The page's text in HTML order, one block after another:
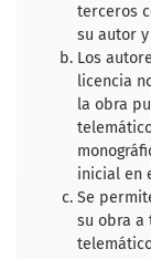
terceros
su autor
Los
licencia
la obra
inicial en
Se
su obra a